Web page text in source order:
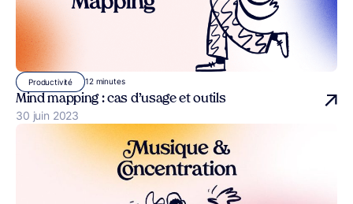
Productivité 12 minutes
Mind mapping : cas d’usage et outils
Publié le
30 juin 2023